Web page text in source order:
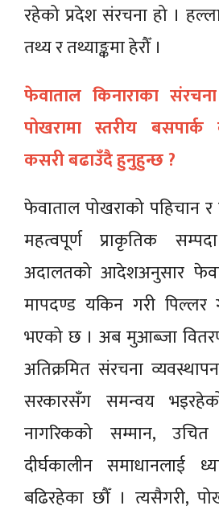
रहेको प्रदेश संरचना हो ।
तथ्य र तथ्याङ्कमा हेरौँ ।
फेवाताल किनाराका
पोखरामा स्तरीय बसपार्क
कसरी बढाउँदै हुनुहुन्छ ?
फेवाताल पोखराको पहिचान
महत्वपूर्ण प्राकृतिक
अदालतको आदेशअनुसार
मापदण्ड यकिन गरी पिल्लर
भएको छ । अब मुआब्जा
अतिक्रमित संरचना
सरकारसँग समन्वय
नागरिकको सम्मान,
दीर्घकालीन समाधानलाई
बढिरहेका छौँ । त्यसैगरी,